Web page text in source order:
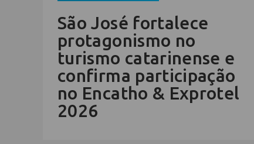
São José fortalece
protagonismo no
turismo catarinense e
confirma participação
no Encatho & Exprotel
2026